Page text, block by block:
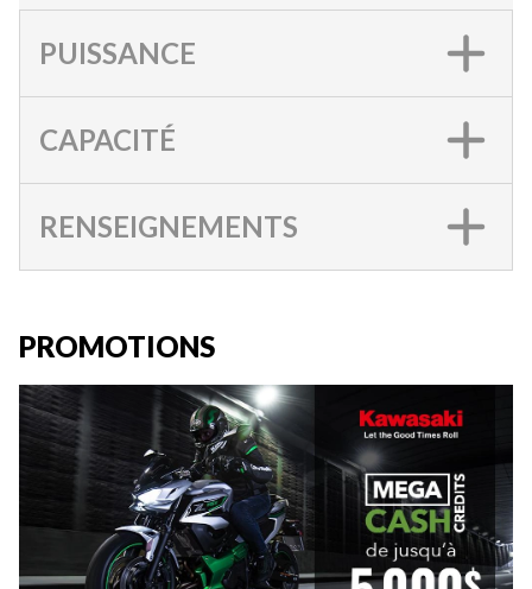
PUISSANCE
CAPACITÉ
RENSEIGNEMENTS
PROMOTIONS